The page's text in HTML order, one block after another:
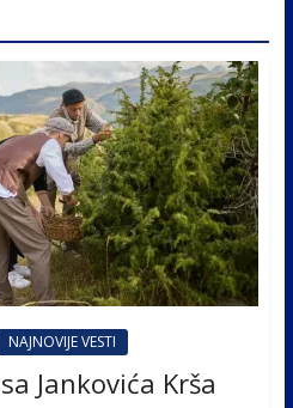
NAJNOVIJE VESTI
Jankovića Krša